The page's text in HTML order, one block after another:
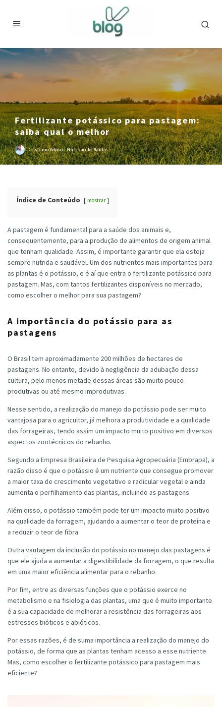
Fertilizante potássico para pastagem:
saiba qual o melhor
Cristiano Veloso · Nutrição de Plantas
Índice de Conteúdo mostrar
A pastagem é fundamental para a saúde dos animais e,
consequentemente, para a produção de alimentos de origem animal
que tenham qualidade. Assim, é importante garantir que ela esteja
sempre nutrida e saudável. Um dos nutrientes mais importantes para
as plantas é o potássio, e é aí que entra o fertilizante potássico para
pastagem. Mas, com tantos fertilizantes disponíveis no mercado,
como escolher o melhor para sua pastagem?
A importância do potássio para as
pastagens
O Brasil tem aproximadamente 200 milhões de hectares de
pastagens. No entanto, devido à negligência da adubação dessa
cultura, pelo menos metade dessas áreas são muito pouco
produtivas ou até mesmo improdutivas.
Nesse sentido, a realização do manejo do potássio pode ser muito
vantajosa para o agricultor, já melhora a produtividade e a qualidade
das forrageiras, tendo assim um impacto muito positivo em diversos
aspectos zootécnicos do rebanho.
Segundo a Empresa Brasileira de Pesquisa Agropecuária (Embrapa), a
razão disso é que o potássio é um nutriente que consegue promover
a maior taxa de crescimento vegetativo e radicular vegetal e ainda
aumenta o perfilhamento das plantas, incluindo as pastagens.
Além disso, o potássio também pode ter um impacto muito positivo
na qualidade da forragem, ajudando a aumentar o teor de proteína e
a reduzir o teor de fibra.
Outra vantagem da inclusão do potássio no manejo das pastagens é
que ele ajuda a aumentar a digestibilidade da forragem, o que resulta
em uma maior eficiência alimentar para o rebanho.
Por fim, entre as diversas funções que o potássio exerce no
metabolismo e na fisiologia das plantas, uma que é muito importante
é a sua capacidade de melhorar a resistência das forrageiras aos
estresses bióticos e abióticos.
Por essas razões, é de suma importância a realização do manejo do
potássio, de forma que as plantas tenham acesso a esse nutriente.
Mas, como escolher o fertilizante potássico para pastagem mais
eficiente?